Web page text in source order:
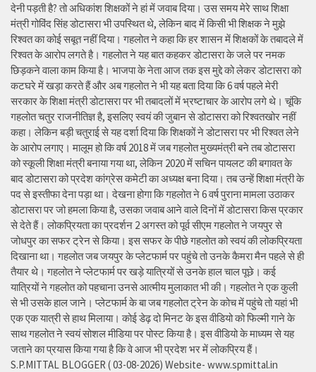
देनी पड़ती है? तो अधिकांश शिक्षकों ने हां में जवाब दिया। उस समय मेरे साथ शिक्षा
मंत्री गोविंद सिंह डोटासरा भी उपस्थित थे, लेकिन बाद में किसी भी शिक्षक ने मुझे
रिश्वत का कोई सबूत नहीं दिया। गहलोत ने कहा कि हर शासन में शिक्षकों के तबादले में
रिश्वत के आरोप लगते है। गहलोत ने यह बात कहकर डोटासरा के जले पर नमक
छिड़कने वाला काम किया है। भाजपा के नेता आज तक इस मुद्दे को लेकर डोटासरा को
कटघरे में खड़ा करते हैं और अब गहलोत ने भी यह बता दिया कि 6 वर्ष पहले मेरी
सरकार के शिक्षा मंत्री डोटासरा पर भी तबादलों में भ्रष्टाचार के आरोप लगे थे। चूंकि
गहलोत चतुर राजनीतिज्ञ है, इसलिए स्वयं की जुबान से डोटासरा को रिश्वतखोर नहीं
कहा। लेकिन बड़ी चतुराई से यह दर्शा दिया कि शिक्षकों ने डोटासरा पर भी रिश्वत लेने
के आरोप लगाए। मालूम हो कि वर्ष 2018 में जब गहलोत मुख्यमंत्री बने तब डोटासरा
को स्कूली शिक्षा मंत्री बनाया गया था, लेकिन 2020 में सचिन पायलट की बगावत के
बाद डोटासरा को प्रदेश कांग्रेस कमेटी का अध्यक्ष बना दिया। तब उन्हें शिक्षा मंत्री के
पद से इस्तीफा देना पड़ा था। देखना होगा कि गहलोत ने 6 वर्ष पुराना मामला उठाकर
डोटासरा पर जो हमला किया है, उसका जवाब आने वाले दिनों में डोटासरा किस प्रकार
से देते हैं। लोकप्रियता का प्रदर्शन 2 अगस्त को पूर्व सीएम गहलोत ने जयपुर से
जोधपुर का सफर ट्रेन से किया। इस सफर के पीछे गहलोत को स्वयं की लोकप्रियता
दिखाना था। गहलोत जब जयपुर के प्लेटफार्म पर पहुंचे तो उनके कैमरा मैन पहले से ही
तैयार थे। गहलोत ने प्लेटफार्म पर खड़े यात्रियों से उनके हाल चाल पूछे। कई
यात्रियों ने गहलोत को पहचाना उनसे आत्मीय मुलाकात भी की। गहलोत ने एक कुली
से भी उसके हाल जाने। प्लेटफार्म के बा जब गहलोत ट्रेन के कोच में पहुंचे तो यहां भी
एक एक यात्री से हाथ मिलाया। कोई डेढ़ दो मिनट के इस वीडियो को फिल्मी गाने के
साथ गहलोत ने स्वयं सोशल मीडिया पर पोस्ट किया है। इस वीडियो के माध्यम से यह
जताने का प्रयास किया गया है कि वे आज भी प्रदेश भर में लोकप्रिय हैं।
S.P.MITTAL BLOGGER ( 03-08-2026) Website- www.spmittal.in